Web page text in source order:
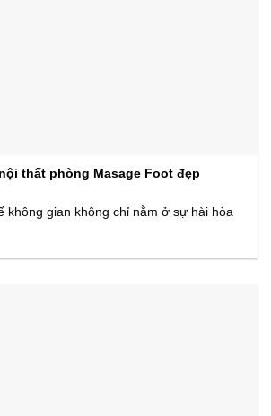
thất phòng Masage Foot đẹp
không gian không chỉ nằm ở sự hài hòa